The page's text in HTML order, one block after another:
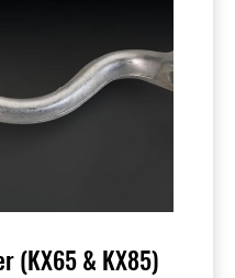
(KX65 & KX85)